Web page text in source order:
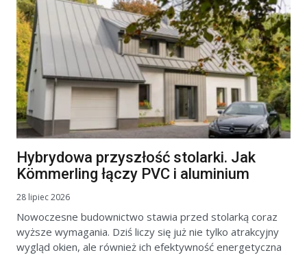
Hybrydowa przyszłość stolarki. Jak
Kömmerling łączy PVC i aluminium
28 lipiec 2026
Nowoczesne budownictwo stawia przed stolarką coraz
wyższe wymagania. Dziś liczy się już nie tylko atrakcyjny
wygląd okien, ale również ich efektywność energetyczna